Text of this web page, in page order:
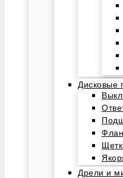
Дисковые
Дрели и